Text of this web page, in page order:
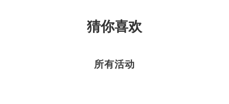
猜你喜欢
所有活动